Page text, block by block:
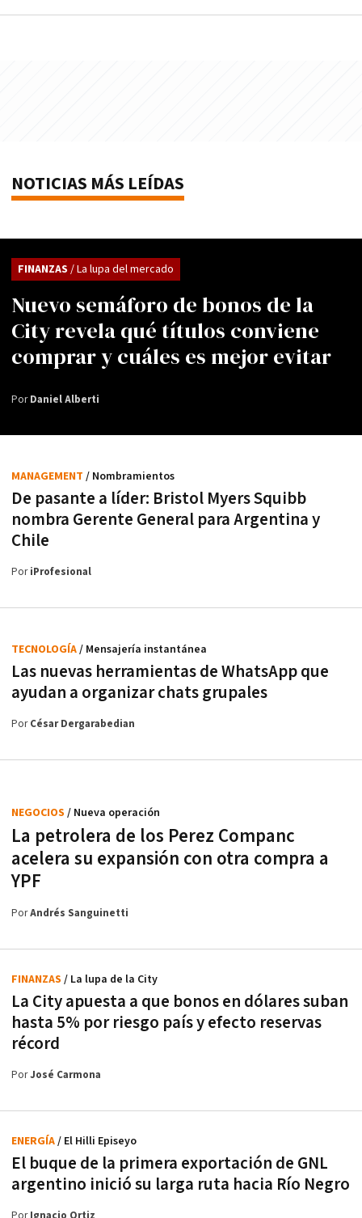
NOTICIAS MÁS LEÍDAS
Nuevo semáforo de bonos de la
City revela qué títulos conviene
comprar y cuáles es mejor evitar
FINANZAS / La lupa del mercado
PorDaniel Alberti
De pasante a líder: Bristol Myers Squibb
nombra Gerente General para Argentina y
Chile
MANAGEMENT / Nombramientos
PoriProfesional
Las nuevas herramientas de WhatsApp que
ayudan a organizar chats grupales
TECNOLOGÍA/ Mensajería instantánea
PorCésar Dergarabedian
La petrolera de los Perez Companc
acelera su expansión con otra compra a
YPF
NEGOCIOS / Nueva operación
PorAndrés Sanguinetti
La City apuesta a que bonos en dólares suban
hasta 5% por riesgo país y efecto reservas
récord
FINANZAS / La lupa de la City
PorJosé Carmona
El buque de la primera exportación de GNL
argentino inició su larga ruta hacia Río Negro
ENERGÍA/ El Hilli Episeyo